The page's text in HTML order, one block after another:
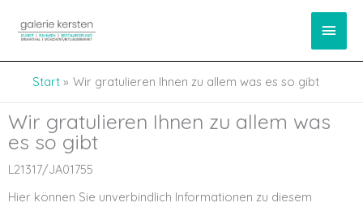
springen
Inhalt
Start Wir gratulieren Ihnen zu allem was es so gibt
Wir gratulieren Ihnen zu allem was
es so gibt
L21317/JA01755
Hier können Sie unverbindlich Informationen zu diesem